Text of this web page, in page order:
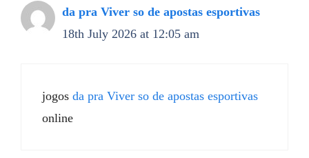
da pra Viver so de apostas esportivas
18th July 2026 at 12:05 am
jogos da pra Viver so de apostas esportivas
online